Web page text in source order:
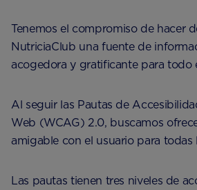
Tenemos el compromiso de hacer
NutriciaClub una fuente de
acogedora y gratificante para todo
Al seguir las Pautas de
Web (WCAG) 2.0, buscamos
amigable con el usuario para todas
Las pautas tienen tres niveles de